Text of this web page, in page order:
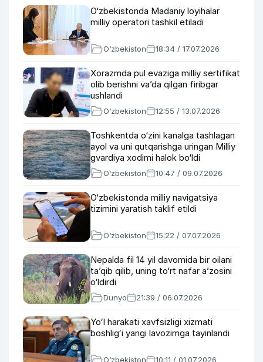
O‘zbekistonda Madaniy loyihalar
milliy operatori tashkil etiladi
O‘zbekiston 18:34 / 17.07.2026
Xorazmda pul evaziga milliy sertifikat
olib berishni va’da qilgan firibgar
ushlandi
O‘zbekiston 12:55 / 13.07.2026
Toshkentda o‘zini kanalga tashlagan
ayol va uni qutqarishga uringan Milliy
gvardiya xodimi halok bo‘ldi
O‘zbekiston 10:47 / 09.07.2026
O‘zbekistonda milliy navigatsiya
tizimini yaratish taklif etildi
O‘zbekiston 15:22 / 07.07.2026
Nepalda fil 14 yil davomida bir oilani
ta’qib qilib, uning to‘rt nafar a’zosini
o‘ldirdi
Dunyo 21:39 / 06.07.2026
Yoʻl harakati xavfsizligi xizmati
boshligʻi yangi lavozimga tayinlandi
O‘zbekiston 10:11 / 01.07.2026